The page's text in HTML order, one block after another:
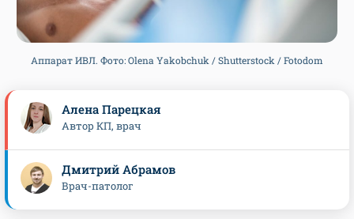
Аппарат ИВЛ. Фото: Olena Yakobchuk / Shutterstock / Fotodom
Алена Парецкая
Автор КП, врач
Дмитрий Абрамов
Врач-патолог